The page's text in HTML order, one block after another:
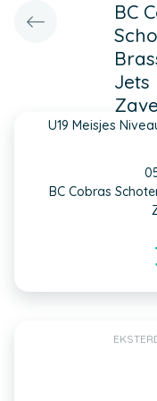
BC
Jets
U19 Meisjes
BC Cobras